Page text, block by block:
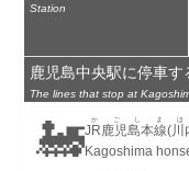
Station
鹿児島中央駅に停車
The lines that stop at
🚂JR鹿児島本線(川
かごしま
Kagoshima